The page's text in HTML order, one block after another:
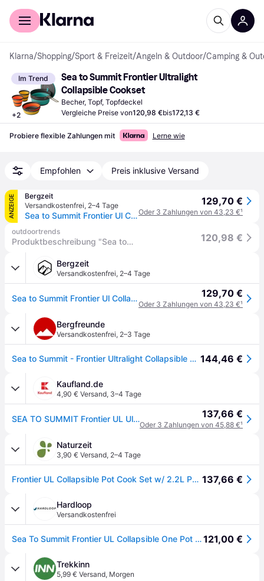
Für Shopper
Klarna/Shopping/Sport & Freizeit/Angeln & Outdoor/Camping &
Im Trend
+2
Sea to Summit Frontier Ultralight
Collapsible Cookset
Becher, Topf, Topfdeckel
Vergleiche Preise von120,98 €bis172,13 €
Probiere flexible Zahlungen mit Lerne wie
Empfohlen Preis inklusive Versand
ANZEIGE
Bergzeit
Versandkostenfrei, 2–4 Tage
Sea to Summit Frontier Ul Collapsible Pot Cook 2P Set
129,70 €
Oder 3 Zahlungen von 43,23 €¹
outdoortrends
Produktbeschreibung "Sea to Summit Frontier UL Collapsible Pot Cook Set - Pot + 2 Bowls + 2 Cups" 120,98 €
Bergzeit
Versandkostenfrei, 2–4 Tage
Sea to Summit Frontier Ul Collapsible Pot Cook 2P Set 129,70 €
Oder 3 Zahlungen von 43,23 €¹
Bergfreunde
Versandkostenfrei, 2–3 Tage
Sea to Summit - Frontier Ultralight Collapsible Pot Cook Set - Topf Gr 2 Person - 5 Pieces 144,46 €
Kaufland.de
4,90 € Versand, 3–4 Tage
SEA TO SUMMIT Frontier UL Ultraleichtes Falt-Kochgeschirr-Set für 2 Personen/5-teilig 137,66 €
Oder 3 Zahlungen von 45,88 €¹
Naturzeit
3,90 € Versand, 2–4 Tage
Frontier UL Collapsible Pot Cook Set w/ 2.2L Pot- [2P] [5 Piece] 2 Personen 137,66 €
Hardloop
Versandkostenfrei
Sea To Summit Frontier UL Collapsible One Pot Cook Set - Kochset 5 Pack121,00 €
Trekkinn
5,99 € Versand, Morgen